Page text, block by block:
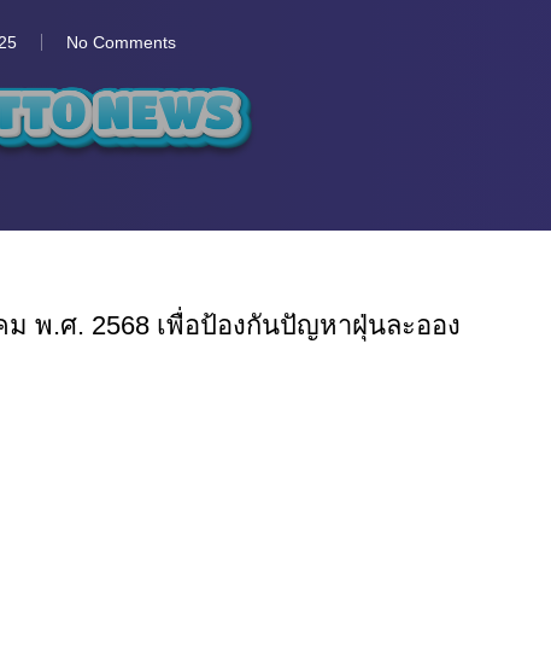
No Comments
ม พ.ศ. 2568 เพื่อป้องกันปัญหาฝุ่นละออง